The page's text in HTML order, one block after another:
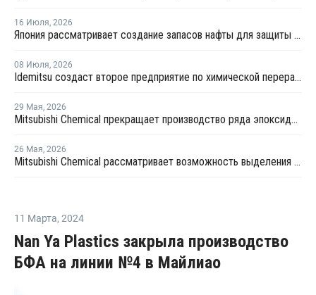
16 Июля, 2026
Япония рассматривает создание запасов нафты для защиты нефтехимии
08 Июля, 2026
Idemitsu создаст второе предприятие по химической переработке отходов в Японии
29 Мая, 2026
Mitsubishi Chemical прекращает производство ряда эпоксидных смол в Японии
26 Мая, 2026
Mitsubishi Chemical рассматривает возможность выделения нефтехимического бизнеса к 2028 году
11 Марта, 2024
Nan Ya Plastics закрыла производство
БФА на линии №4 в Майлиао